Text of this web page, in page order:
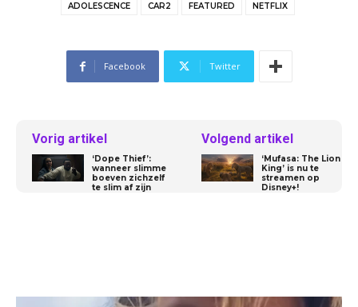
ADOLESCENCE CAR2 FEATURED NETFLIX
Facebook Twitter
Vorig artikel
‘Dope Thief’:
wanneer slimme
boeven zichzelf
te slim af zijn
Volgend artikel
‘Mufasa: The Lion
King’ is nu te
streamen op
Disney+!